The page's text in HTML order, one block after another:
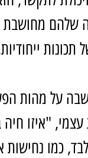
שלהם מחושבת
תכונות
על מהות
"איזו חיה
כמו נחישות